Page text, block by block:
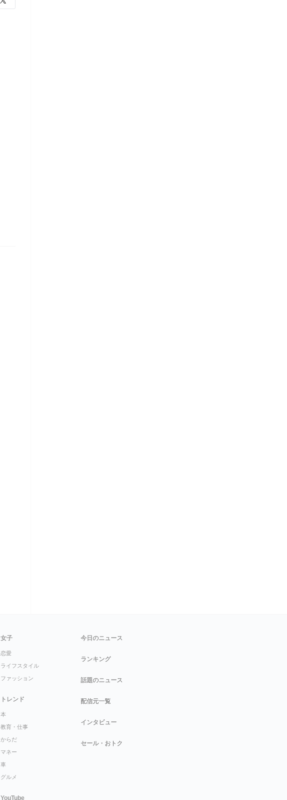
女子
恋愛
ライフスタイル
ファッション
トレンド
本
教育・仕事
からだ
マネー
車
グルメ
YouTube
今日のニュース
ランキング
話題のニュース
配信元一覧
インタビュー
セール・おトク